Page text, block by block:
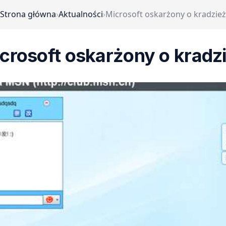
Strona główna›Aktualności›Microsoft oskarżony o kradzież
oskarżony o